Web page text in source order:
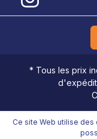
* Tous les prix
Ce site Web utilise